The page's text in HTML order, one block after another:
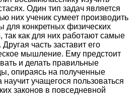
Один тип задач является
них ученик сумеет производить
для конкретных физических
так как для них работают самые
часть заставит его
мышление. Ему предстоит
и делать правильные
опираясь на полученные
учащегося пользоваться
законов в повседневной